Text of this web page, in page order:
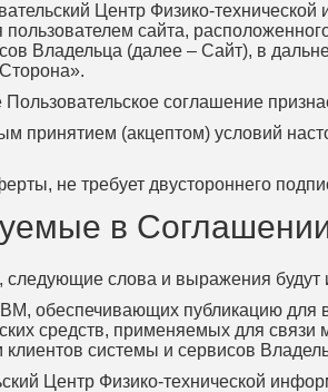
Центр Физико-
сайта,
Владельца (далее – Сайт), в
соглашение
принятием (акцептом) условий
не требует двустороннего
в
слова и выражения будут
обеспечивающих публикацию
средств, применяемых для связи
системы и сервисов
Центр Физико-технической